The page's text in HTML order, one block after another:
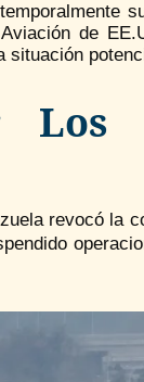
de
revocó la